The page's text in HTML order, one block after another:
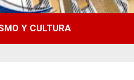
Y CULTURA